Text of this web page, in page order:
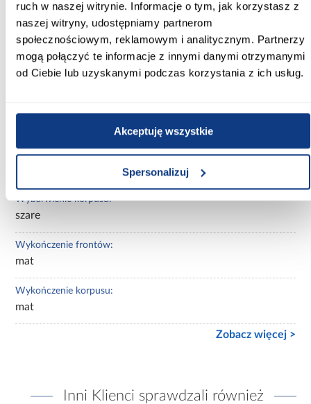
ruch w naszej witrynie. Informacje o tym, jak korzystasz z
naszej witryny, udostępniamy partnerom
społecznościowym, reklamowym i analitycznym. Partnerzy
mogą połączyć te informacje z innymi danymi otrzymanymi
od Ciebie lub uzyskanymi podczas korzystania z ich usług.
Akceptuję wszystkie
Spersonalizuj
Aria Sandgrau
Kolor frontów:
SANDGRAU AFM
Wybarwienie frontów górnych:
Wybarwienie korpusu:
szare
Wykończenie frontów:
mat
Wykończenie korpusu:
mat
Zobacz więcej >
Inni Klienci sprawdzali również